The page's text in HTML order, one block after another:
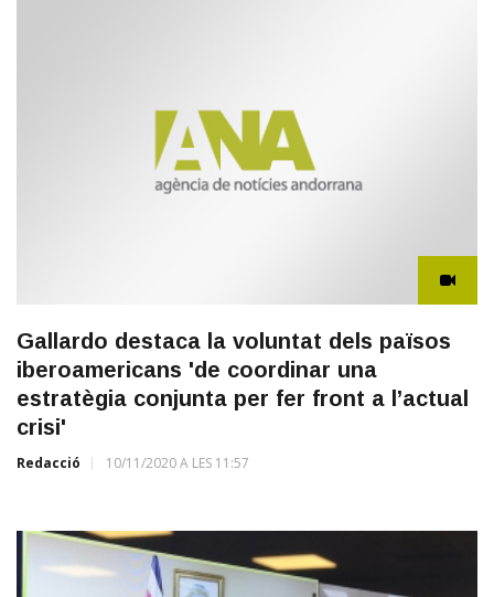
Gallardo destaca la voluntat dels països
iberoamericans 'de coordinar una
estratègia conjunta per fer front a l’actual
crisi'
Redacció 10/11/2020 A LES 11:57